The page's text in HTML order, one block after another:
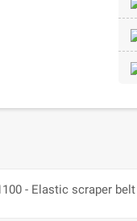
- Elastic scraper